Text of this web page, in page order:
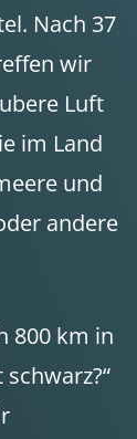
Nach 37
wir
Luft
im Land
und
andere
800 km in